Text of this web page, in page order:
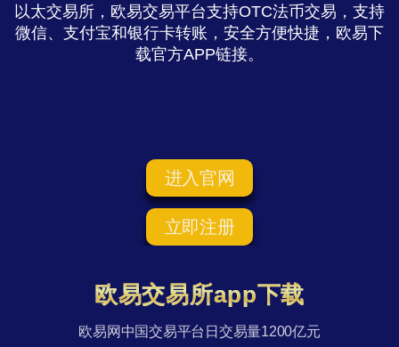
以太交易所，欧易交易平台支持OTC法币交易，支持
微信、支付宝和银行卡转账，安全方便快捷，欧易下
载官方APP链接。
进入官网
立即注册
欧易交易所app下载
欧易网中国交易平台日交易量1200亿元